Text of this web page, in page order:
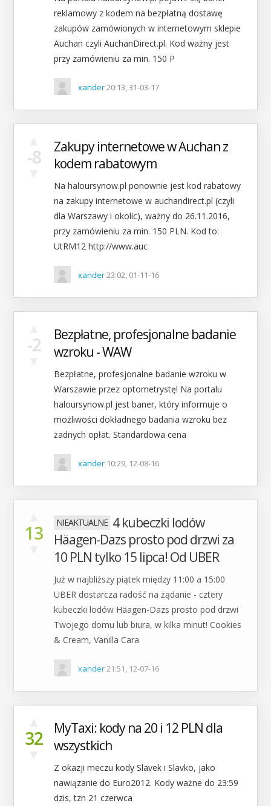
reklamowy z kodem na bezpłatną dostawę
zakupów zamówionych w internetowym sklepie
Auchan czyli AuchanDirect.pl. Kod ważny jest
przy zamówieniu za min. 150 P
xander 20:13, 31-03-17
-8
Zakupy internetowe w Auchan z
kodem rabatowym
Na haloursynow.pl ponownie jest kod rabatowy
na zakupy internetowe w auchandirect.pl (czyli
dla Warszawy i okolic), ważny do 26.11.2016,
przy zamówieniu za min. 150 PLN. Kod to:
UtRM12 http://www.auc
xander23:02, 01-11-16
-2
Bezpłatne, profesjonalne badanie
wzroku - WAW
Bezpłatne, profesjonalne badanie wzroku w
Warszawie przez optometrystę! Na portalu
haloursynow.pl jest baner, który informuje o
możliwości dokładnego badania wzroku bez
żadnych opłat. Standardowa cena
xander 10:29, 12-08-16
13
4 kubeczki lodów
Häagen-Dazs prosto pod drzwi za
10 PLN tylko 15 lipca! Od UBER
Już w najbliższy piątek między 11:00 a 15:00
UBER dostarcza radość na żądanie - cztery
kubeczki lodów Häagen-Dazs prosto pod drzwi
Twojego domu lub biura, w kilka minut! Cookies
& Cream, Vanilla Cara
xander21:51, 12-07-16
32
MyTaxi: kody na 20 i 12 PLN dla
wszystkich
Z okazji meczu kody Slavek i Slavko, jako
nawiązanie do Euro2012. Kody ważne do 23:59
dzis, tzn 21 czerwca